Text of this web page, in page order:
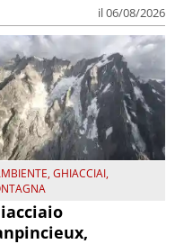
il 06/08/2026
,GHIACCIAI,